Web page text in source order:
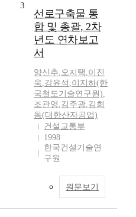
3
선로구축물 통
합 및 총괄, 2차
년도 연차보고
서
양신추,오지택 ,이진
욱,강윤석 ,이지하(한
국철도기술연구원),
조관영 ,김주광,김희
동(대한산자공업)
건설교통부
1998
한국건설기술연
구원
원문보기